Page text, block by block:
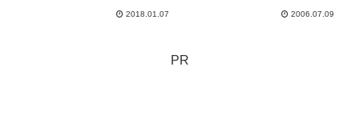
はないと思ってた！母も一緒に行
2018.01.07
入れを頂く。ありがとー夫と父に
ム...
2006.07.09
PR